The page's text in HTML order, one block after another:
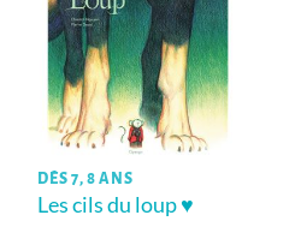
DÈS 7, 8 ANS
Les cils du loup ♥